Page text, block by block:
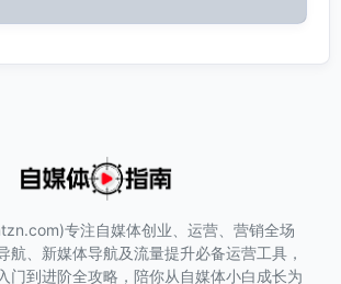
专注自媒体创业、运营、营销全场
航、新媒体导航及流量提升必备运营工具，
门到进阶全攻略，陪你从自媒体小白成长为